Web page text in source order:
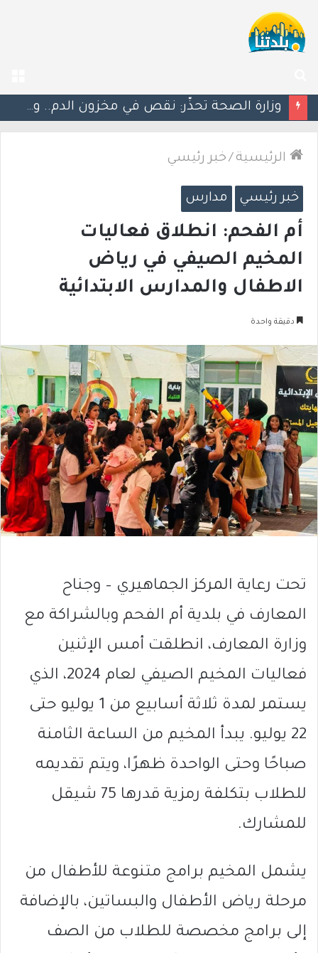
عن
خلافات حول القائمة المشتركة.. العربية للتغيير ترفض قرار “الوفاق” ودعوات لإحياء القائمة الرباعية
الرئيسية /خبر رئيسي
خبر رئيسي مدارس
أم الفحم: انطلاق فعاليات
المخيم الصيفي في رياض
الاطفال والمدارس الابتدائية
دقيقة واحدة
تحت رعاية المركز الجماهيري – وجناح
المعارف في بلدية أم الفحم وبالشراكة مع
وزارة المعارف، انطلقت أمس الإثنين
فعاليات المخيم الصيفي لعام 2024، الذي
يستمر لمدة ثلاثة أسابيع من 1 يوليو حتى
22 يوليو. يبدأ المخيم من الساعة الثامنة
صباحًا وحتى الواحدة ظهرًا، ويتم تقديمه
للطلاب بتكلفة رمزية قدرها 75 شيقل
للمشارك.
يشمل المخيم برامج متنوعة للأطفال من
مرحلة رياض الأطفال والبساتين، بالإضافة
إلى برامج مخصصة للطلاب من الصف